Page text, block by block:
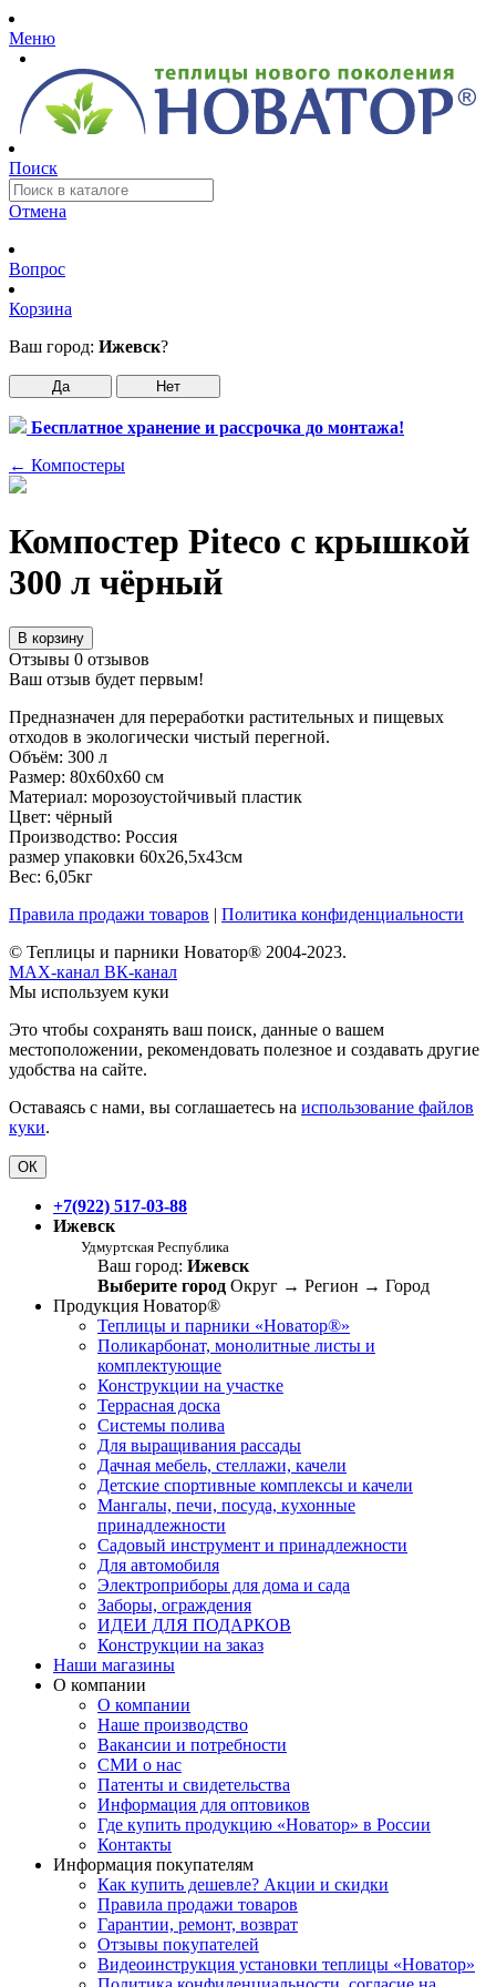
Меню
Поиск
Отмена
Вопрос
Корзина
Ваш город: Ижевск?
Да Нет
Бесплатное хранение и рассрочка до монтажа!
← Компостеры
Компостер Piteco с крышкой
300 л чёрный
В корзину
Отзывы 0 отзывов
Ваш отзыв будет первым!
Предназначен для переработки растительных и пищевых
отходов в экологически чистый перегной.
Объём: 300 л
Размер: 80х60х60 см
Материал: морозоустойчивый пластик
Цвет: чёрный
Производство: Россия
размер упаковки 60х26,5х43см
Вес: 6,05кг
Правила продажи товаров | Политика конфиденциальности
© Теплицы и парники Новатор® 2004-2023.
MAX-канал ВК-канал
Мы используем куки
Это чтобы сохранять ваш поиск, данные о вашем
местоположении, рекомендовать полезное и создавать другие
удобства на сайте.
Оставаясь с нами, вы соглашаетесь на использование файлов
куки.
ОК
+7(922) 517-03-88
Ижевск
Удмуртская Республика
Ваш город: Ижевск
Выберите город Округ → Регион → Город
Продукция Новатор®
Теплицы и парники «Новатор®»
Поликарбонат, монолитные листы и
комплектующие
Конструкции на участке
Террасная доска
Системы полива
Для выращивания рассады
Дачная мебель, стеллажи, качели
Детские спортивные комплексы и качели
Мангалы, печи, посуда, кухонные
принадлежности
Садовый инструмент и принадлежности
Для автомобиля
Электроприборы для дома и сада
Заборы, ограждения
ИДЕИ ДЛЯ ПОДАРКОВ
Конструкции на заказ
Наши магазины
О компании
О компании
Наше производство
Вакансии и потребности
СМИ о нас
Патенты и свидетельства
Информация для оптовиков
Где купить продукцию «Новатор» в России
Контакты
Информация покупателям
Как купить дешевле? Акции и скидки
Правила продажи товаров
Гарантии, ремонт, возврат
Отзывы покупателей
Видеоинструкция установки теплицы «Новатор»